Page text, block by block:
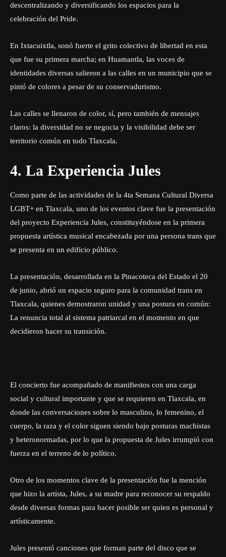
descentralizando y diversificando los espacios para la
celebración del Pride.
En Ixtacuixtla, sonó fuerte el grito colectivo de libertad en esta
que fue su primera marcha; en Huamantla, las voces de
identidades diversas salieron a las calles en un municipio que se
pintó de colores a pesar de su conservadurismo.
Las calles se llenaron de color, sí, pero también de mensajes
claros: la diversidad no se negocia y la visibilidad debe ser
territorio común en todo Tlaxcala.
4. La Experiencia Jules
Como parte de las actividades de la 4ta Semana Cultural Diversa
LGBT+ en Tlaxcala, uno de los eventos clave fue la presentación
del proyecto Experiencia Jules, constituyéndose en la primera
propuesta artística musical encabezada por una persona trans que
se presenta en un edificio público.
La presentación, desarrollada en la Pinacoteca del Estado el 20
de junio, abrió un espacio seguro para la comunidad trans en
Tlaxcala, quienes demostraron unidad y una postura en común:
La renuncia total al sistema patriarcal en el momento en que
decidieron hacer su transición.
El concierto fue acompañado de manifiestos con una carga
social y cultural importante y que se requieren en Tlaxcala, en
donde las conversaciones sobre lo masculino, lo femenino, el
cuerpo, la raza y el color siguen siendo bajo posturas machistas
y heteronormadas, por lo que la propuesta de Jules irrumpió con
fuerza en el terreno de lo político.
Otro de los momentos clave de la presentación fue la mención
que hizo la artista, Jules, a su madre para reconocer su respaldo
desde diversas formas para hacer posible ser quien es personal y
artísticamente.
Jules presentó canciones que forman parte del disco que se